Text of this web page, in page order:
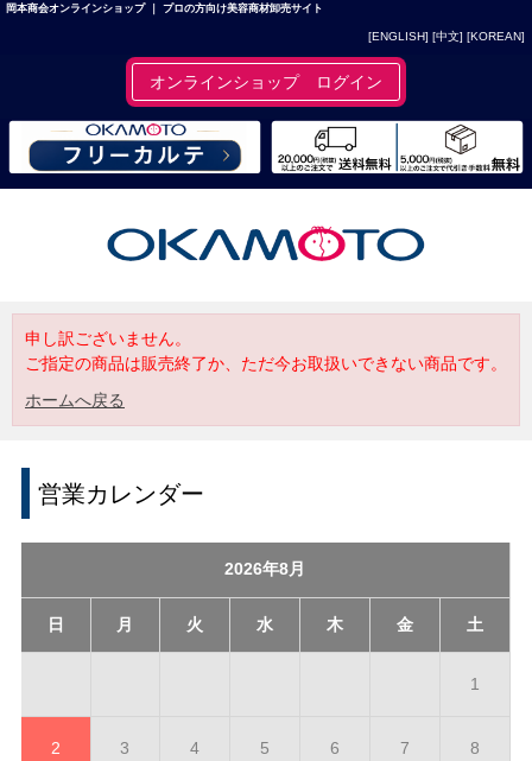
岡本商会オンラインショップ ｜ プロの方向け美容商材卸売サイト
[ENGLISH] [中文] [KOREAN]
オンラインショップ ログイン
申し訳ございません。
ご指定の商品は販売終了か、ただ今お取扱いできない商品です。
ホームへ戻る
営業カレンダー
2026年8月
日 月 火 水 木 金 土
1
2 3 4 5 6 7 8